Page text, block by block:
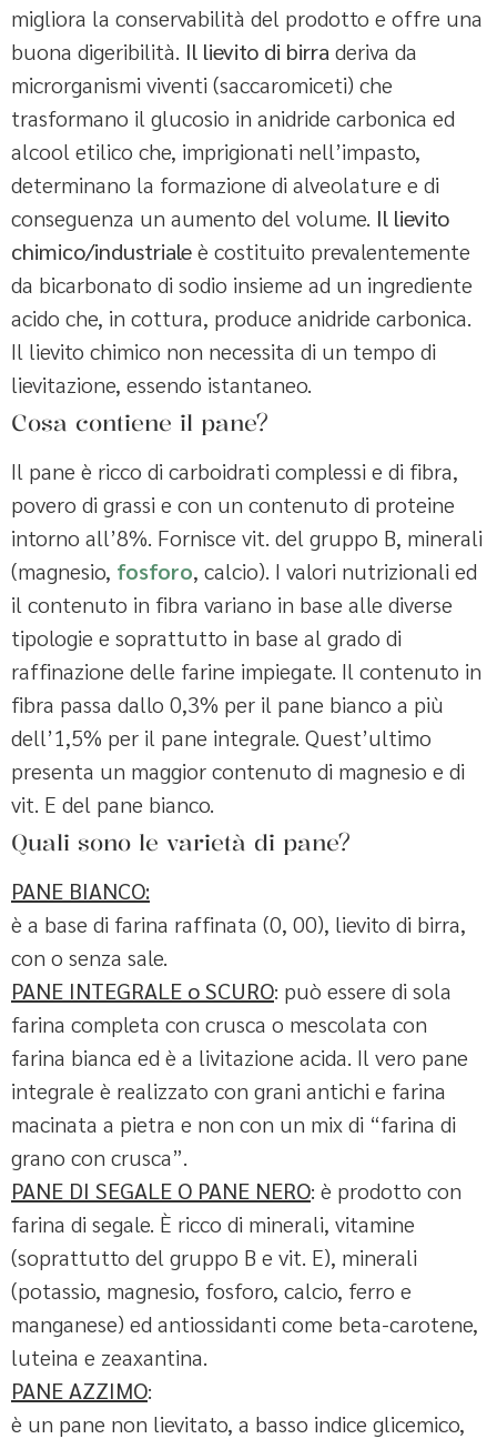
migliora la conservabilità del prodotto e offre una
buona digeribilità. Il lievito di birra deriva da
microrganismi viventi (saccaromiceti) che
trasformano il glucosio in anidride carbonica ed
alcool etilico che, imprigionati nell’impasto,
determinano la formazione di alveolature e di
conseguenza un aumento del volume. Il lievito
chimico/industrialeè costituito prevalentemente
da bicarbonato di sodio insieme ad un ingrediente
acido che, in cottura, produce anidride carbonica.
Il lievito chimico non necessita di un tempo di
lievitazione, essendo istantaneo.
Cosa contiene il pane?
Il pane è ricco di carboidrati complessi e di fibra,
povero di grassi e con un contenuto di proteine
intorno all’8%. Fornisce vit. del gruppo B, minerali
(magnesio, fosforo, calcio). I valori nutrizionali ed
il contenuto in fibra variano in base alle diverse
tipologie e soprattutto in base al grado di
raffinazione delle farine impiegate. Il contenuto in
fibra passa dallo 0,3% per il pane bianco a più
dell’1,5% per il pane integrale. Quest’ultimo
presenta un maggior contenuto di magnesio e di
vit. E del pane bianco.
Quali sono le varietà di pane?
PANE BIANCO:
è a base di farina raffinata (0, 00), lievito di birra,
con o senza sale.
PANE INTEGRALE o SCURO: può essere di sola
farina completa con crusca o mescolata con
farina bianca ed è a livitazione acida. Il vero pane
integrale è realizzato con grani antichi e farina
macinata a pietra e non con un mix di “farina di
grano con crusca”.
PANE DI SEGALE O PANE NERO: è prodotto con
farina di segale. È ricco di minerali, vitamine
(soprattutto del gruppo B e vit. E), minerali
(potassio, magnesio, fosforo, calcio, ferro e
manganese) ed antiossidanti come beta-carotene,
luteina e zeaxantina.
PANE AZZIMO:
è un pane non lievitato, a basso indice glicemico,